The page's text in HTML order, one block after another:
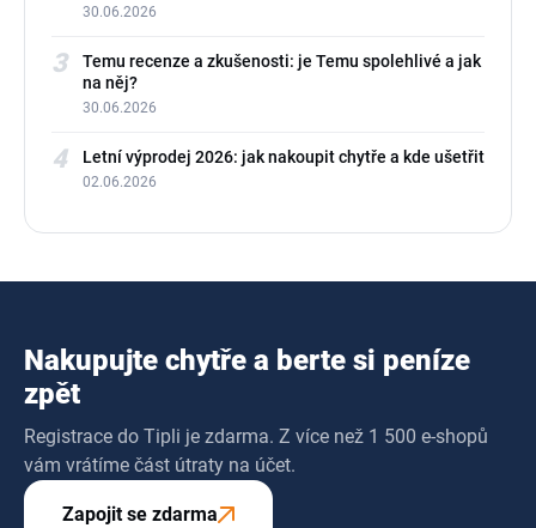
30.06.2026
3
Temu recenze a zkušenosti: je Temu spolehlivé a jak
na něj?
30.06.2026
4 Letní výprodej 2026: jak nakoupit chytře a kde ušetřit
02.06.2026
Nakupujte chytře a berte si peníze
zpět
Registrace do Tipli je zdarma. Z více než 1 500 e-shopů
vám vrátíme část útraty na účet.
Zapojit se zdarma